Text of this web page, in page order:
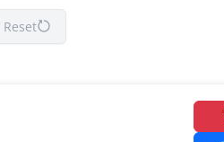
Reset